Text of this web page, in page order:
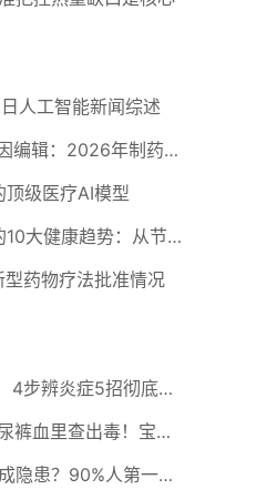
人工智能新闻综述
从AI设计到基因编辑：2026年制药领域重大突破
级医疗AI模型
定义2026年的10大健康趋势：从节律健康到冷热交替疗法
药物疗法批准情况
龟头红痒别慌！4步辨炎症5招彻底防复发
记者穿一晚纸尿裤血里查出毒！宝宝血液浓度竟是成人的5倍？
一管扶他林竟成隐患？90%人第一步就错了！